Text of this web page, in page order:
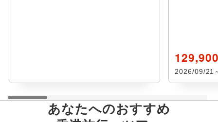
2026/09/21
あなたへのおすすめ